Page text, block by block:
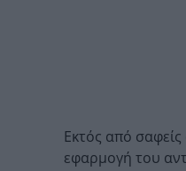
Εκτός από
εφαρμογή του